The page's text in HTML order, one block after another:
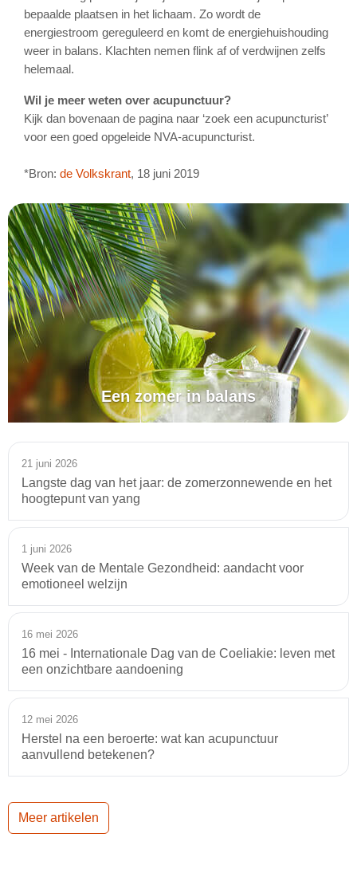
Een zomer in balans
21 juni 2026
Langste dag van het jaar: de zomerzonnewende en het
hoogtepunt van yang
1 juni 2026
Week van de Mentale Gezondheid: aandacht voor
emotioneel welzijn
16 mei 2026
16 mei - Internationale Dag van de Coeliakie: leven met
een onzichtbare aandoening
12 mei 2026
Herstel na een beroerte: wat kan acupunctuur
aanvullend betekenen?
Meer artikelen
bepaalde plaatsen in het lichaam. Zo wordt de
energiestroom gereguleerd en komt de energiehuishouding
weer in balans. Klachten nemen flink af of verdwijnen zelfs
helemaal.
Wil je meer weten over acupunctuur?
Kijk dan bovenaan de pagina naar ‘zoek een acupuncturist’
voor een goed opgeleide NVA-acupuncturist.
*Bron:de Volkskrant, 18 juni 2019